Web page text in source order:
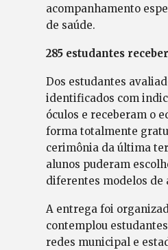
acompanhamento
de saúde.
285 estudantes
Dos estudantes
identificados com
óculos e receberam o
forma totalmente
cerimônia da última
alunos puderam
diferentes modelos de
A entrega foi
contemplou estudantes
redes municipal e